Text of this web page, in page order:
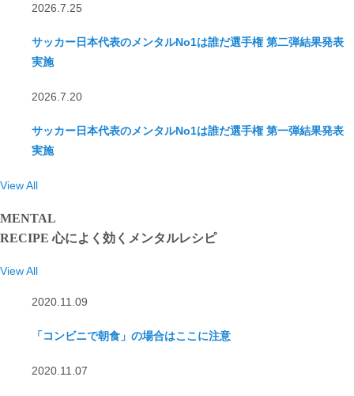
2026.7.25
サッカー日本代表のメンタルNo1は誰だ選手権 第二弾結果発表
実施
2026.7.20
サッカー日本代表のメンタルNo1は誰だ選手権 第一弾結果発表
実施
View All
MENTAL
RECIPE 心によく効くメンタルレシピ
View All
2020.11.09
「コンビニで朝食」の場合はここに注意
2020.11.07